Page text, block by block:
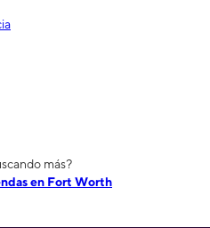
más?
en Fort Worth